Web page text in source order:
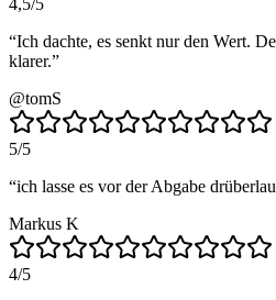
“Ich dachte, es senkt nur den Wert.
klarer.”
@tomS
5/5
“ich lasse es vor der Abgabe
Markus K
4/5